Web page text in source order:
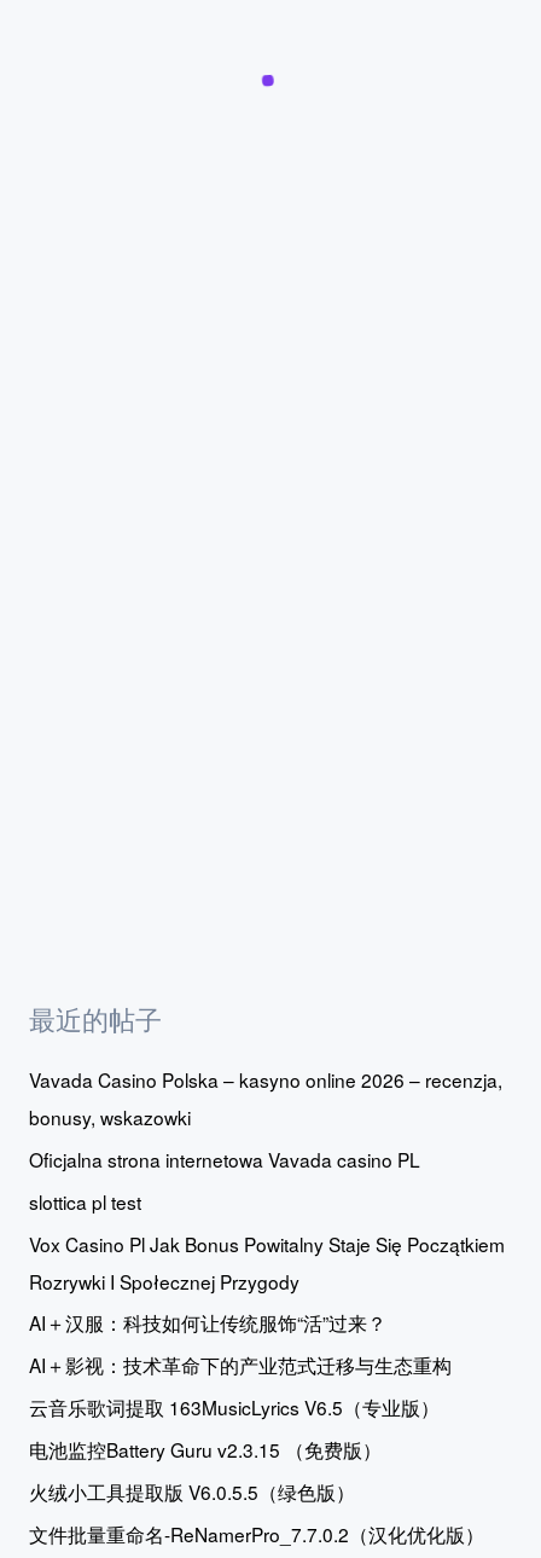
最近的帖子
Vavada Casino Polska – kasyno online 2026 – recenzja,
bonusy, wskazowki
Oficjalna strona internetowa Vavada casino PL
slottica pl test
Vox Casino Pl Jak Bonus Powitalny Staje Się Początkiem
Rozrywki I Społecznej Przygody
AI＋汉服：科技如何让传统服饰“活”过来？
AI＋影视：技术革命下的产业范式迁移与生态重构
云音乐歌词提取 163MusicLyrics V6.5（专业版）
电池监控Battery Guru v2.3.15 （免费版）
火绒小工具提取版 V6.0.5.5（绿色版）
文件批量重命名-ReNamerPro_7.7.0.2（汉化优化版）